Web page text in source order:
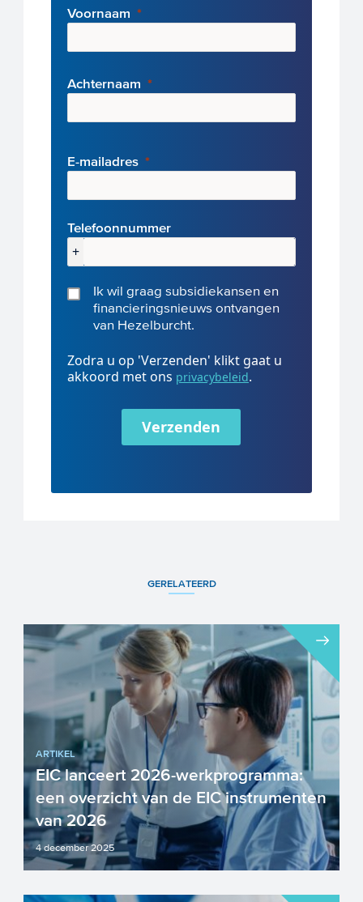
Voornaam
Achternaam
E-mailadres
Telefoonnummer
+
Ik wil graag subsidiekansen en
financieringsnieuws ontvangen
van Hezelburcht.
Zodra u op 'Verzenden' klikt gaat u
akkoord met ons privacybeleid.
Verzenden
GERELATEERD
ARTIKEL
EIC lanceert 2026-werkprogramma:
een overzicht van de EIC instrumenten
van 2026
4 december 2025